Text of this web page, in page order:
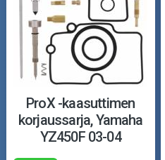
ProX -kaasuttimen
korjaussarja, Yamaha
YZ450F 03-04